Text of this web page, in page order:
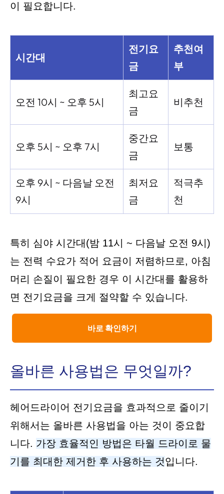
이 필요합니다.
시간대
전기요
금
추천여
부
오전 10시 ~ 오후 5시
최고요
금
비추천
오후 5시 ~ 오후 7시
중간요
금
보통
오후 9시 ~ 다음날 오전
9시
최저요
금
적극추
천
특히 심야 시간대(밤 11시 ~ 다음날 오전 9시)
는 전력 수요가 적어 요금이 저렴하므로, 아침
머리 손질이 필요한 경우 이 시간대를 활용하
면 전기요금을 크게 절약할 수 있습니다.
바로 확인하기
올바른 사용법은 무엇일까?
헤어드라이어 전기요금을 효과적으로 줄이기
위해서는 올바른 사용법을 아는 것이 중요합
니다. 가장 효율적인 방법은 타월 드라이로 물
기를 최대한 제거한 후 사용하는 것입니다.